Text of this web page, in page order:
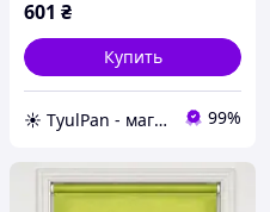
601 ₴
Купить
☀️ TyulPan - магазин готовых ролетов день-ночь 99%